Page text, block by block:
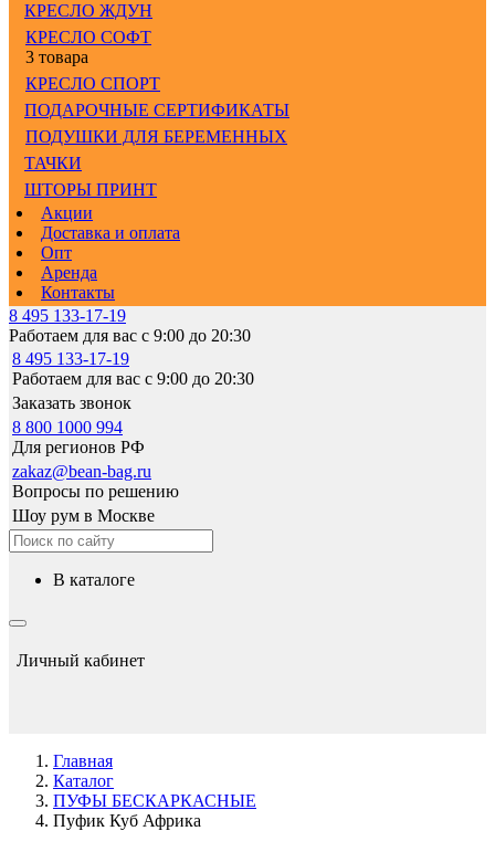
КРЕСЛО ЖДУН
КРЕСЛО СОФТ
3 товара
КРЕСЛО СПОРТ
ПОДАРОЧНЫЕ СЕРТИФИКАТЫ
ПОДУШКИ ДЛЯ БЕРЕМЕННЫХ
ТАЧКИ
ШТОРЫ ПРИНТ
Акции
Доставка и оплата
Опт
Аренда
Контакты
8 495 133-17-19
Работаем для вас с 9:00 до 20:30
8 495 133-17-19
Работаем для вас с 9:00 до 20:30
Заказать звонок
8 800 1000 994
Для регионов РФ
zakaz@bean-bag.ru
Вопросы по решению
Шоу рум в Москве
в каталоге
Личный кабинет
Главная
Каталог
ПУФЫ БЕСКАРКАСНЫЕ
Пуфик Куб Африка